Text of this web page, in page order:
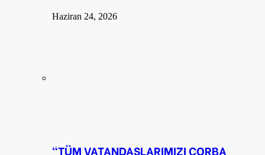
Haziran 24, 2026
“TÜM VATANDAŞLARIMIZI ÇORBA